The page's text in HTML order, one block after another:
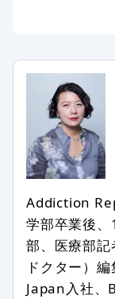
事やサ
ッフの判
は一部を
する場合
次のよう
削除しま
記事と
特定の
を傷つ
第三者
含む場
Addiction
学部卒業後
部、医療部
ドクター）
Japan入社、